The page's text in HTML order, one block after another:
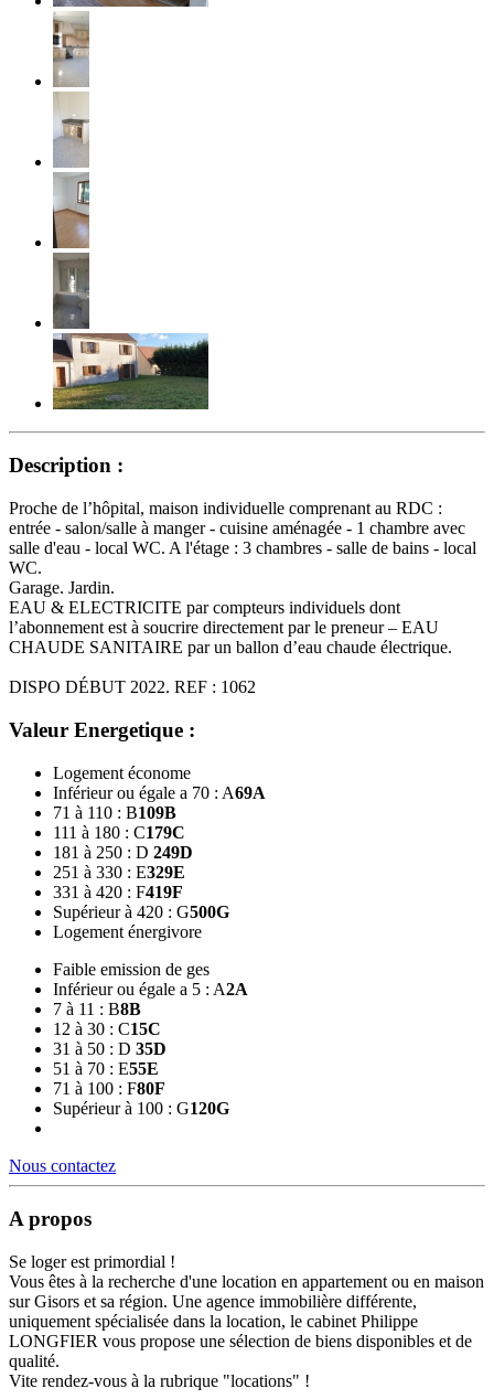
Description :
Proche de l’hôpital, maison individuelle comprenant au RDC :
entrée - salon/salle à manger - cuisine aménagée - 1 chambre avec
salle d'eau - local WC. A l'étage : 3 chambres - salle de bains - local
WC.
Garage. Jardin.
EAU & ELECTRICITE par compteurs individuels dont
l’abonnement est à soucrire directement par le preneur – EAU
CHAUDE SANITAIRE par un ballon d’eau chaude électrique.
DISPO DÉBUT 2022. REF : 1062
Valeur Energetique :
Logement économe
Inférieur ou égale a 70 : A69A
71 à 110 : B109B
111 à 180 : C179C
181 à 250 : D 249D
251 à 330 : E329E
331 à 420 : F419F
Supérieur à 420 : G500G
Logement énergivore
Faible emission de ges
Inférieur ou égale a 5 : A2A
7 à 11 : B8B
12 à 30 : C15C
31 à 50 : D 35D
51 à 70 : E55E
71 à 100 : F80F
Supérieur à 100 : G120G
Nous contactez
A propos
Se loger est primordial !
Vous êtes à la recherche d'une location en appartement ou en maison
sur Gisors et sa région. Une agence immobilière différente,
uniquement spécialisée dans la location, le cabinet Philippe
LONGFIER vous propose une sélection de biens disponibles et de
qualité.
Vite rendez-vous à la rubrique "locations" !